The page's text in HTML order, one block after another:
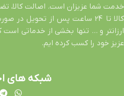
خدمت شما عزیزان است. اصالت کالا،
کالا تا 24 ساعت پس از تحویل
ارزانتر و … تنها بخشی از خدماتی است
عزیز خود را کسب کرده ایم.
شبکه های